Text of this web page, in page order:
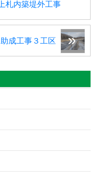
札内築堤外工事
成工事３工区